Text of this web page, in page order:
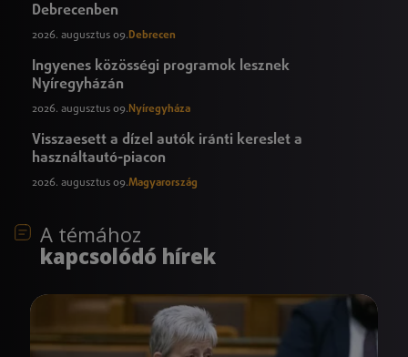
Debrecenben
2026. augusztus 09.Debrecen
Ingyenes közösségi programok lesznek
Nyíregyházán
2026. augusztus 09. Nyíregyháza
Visszaesett a dízel autók iránti kereslet a
használtautó-piacon
2026. augusztus 09.Magyarország
A témához
kapcsolódó hírek